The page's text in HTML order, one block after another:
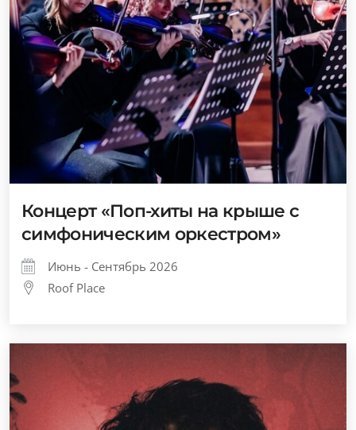
Концерт «Поп-хиты на крыше с
симфоническим оркестром»
Июнь - Сентябрь 2026
Roof Place